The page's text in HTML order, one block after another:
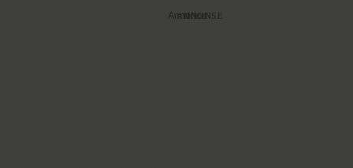
Annonce